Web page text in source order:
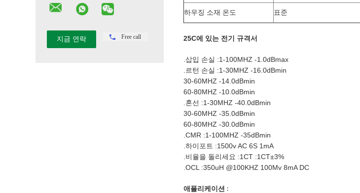
Free call
하우징 소재 온도 표준
25C에 있는 전기 규격서
.삽입 손실 :1-100MHZ -1.0dBmax
.르턴 손실 :1-30MHZ -16.0dBmin
30-60MHZ -14.0dBmin
60-80MHZ -10.0dBmin
.혼선 :1-30MHZ -40.0dBmin
30-60MHZ -35.0dBmin
60-80MHZ -30.0dBmin
.CMR :1-100MHZ -35dBmin
.하이포트 :1500v AC 6S 1mA
.비율을 돌리세요 :1CT :1CT±3%
.OCL :350uH @100KHZ 100Mv 8mA DC
애플리케이션 :